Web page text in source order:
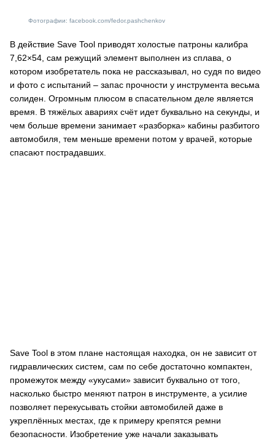
Фотографии: facebook.com/fedor.pashchenkov
В действие Save Tool приводят холостые патроны калибра
7,62×54, сам режущий элемент выполнен из сплава, о
котором изобретатель пока не рассказывал, но судя по видео
и фото с испытаний – запас прочности у инструмента весьма
солиден. Огромным плюсом в спасательном деле является
время. В тяжёлых авариях счёт идет буквально на секунды, и
чем больше времени занимает «разборка» кабины разбитого
автомобиля, тем меньше времени потом у врачей, которые
спасают пострадавших.
Save Tool в этом плане настоящая находка, он не зависит от
гидравлических систем, сам по себе достаточно компактен,
промежуток между «укусами» зависит буквально от того,
насколько быстро меняют патрон в инструменте, а усилие
позволяет перекусывать стойки автомобилей даже в
укреплённых местах, где к примеру крепятся ремни
безопасности. Изобретение уже начали заказывать